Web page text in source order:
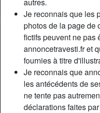
Je reconnais que les
photos de la page de
fictifs peuvent ne pas
annoncetravesti.fr et
fournies à titre
Je reconnais que
les antécédents de
ne tente pas
déclarations faites
Fumeur(euse):
Description
En ce moment je suis très
sex. Je sollicite donc
hommes généreux ici
pour m’aider a me
cela en toute discrétion